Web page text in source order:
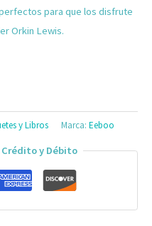
para que los disfrute
Orkin Lewis.
y Libros Marca: Eeboo
y Débito